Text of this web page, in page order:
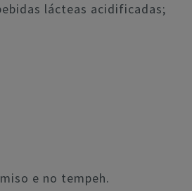
lácteas acidificadas;
e no tempeh.